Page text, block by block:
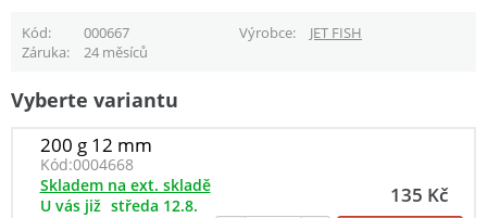
Kód 000667 Výrobce
JET FISH
Záruka
24 měsíců
Vyberte variantu
200 g 12 mm
Kód:0004668
135 Kč
Skladem na ext. skladě
U vás již středa 12.8.